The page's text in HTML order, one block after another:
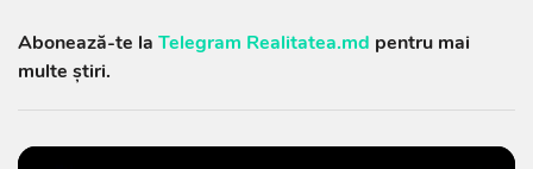
Abonează-te la Telegram Realitatea.md pentru mai
multe știri.